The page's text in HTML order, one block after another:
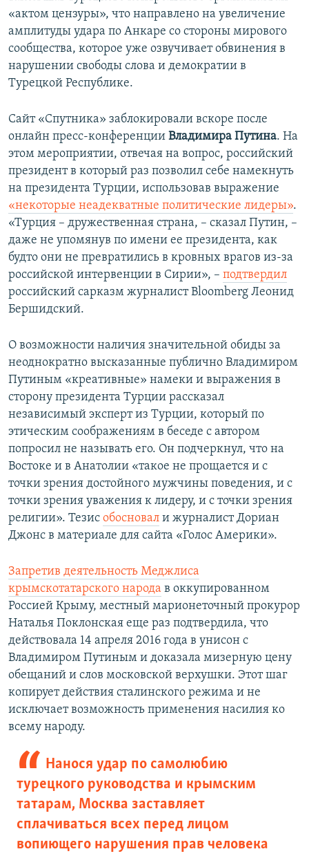
«актом цензуры», что направлено на увеличение
амплитуды удара по Анкаре со стороны мирового
сообщества, которое уже озвучивает обвинения в
нарушении свободы слова и демократии в
Турецкой Республике.
Сайт «Спутника» заблокировали вскоре после
онлайн пресс-конференции Владимира Путина. На
этом мероприятии, отвечая на вопрос, российский
президент в который раз позволил себе намекнуть
на президента Турции, использовав выражение
«некоторые неадекватные политические лидеры».
«Турция – дружественная страна, – сказал Путин, –
даже не упомянув по имени ее президента, как
будто они не превратились в кровных врагов из-за
российской интервенции в Сирии», – подтвердил
российский сарказм журналист Bloomberg Леонид
Бершидский.
О возможности наличия значительной обиды за
неоднократно высказанные публично Владимиром
Путиным «креативные» намеки и выражения в
сторону президента Турции рассказал
независимый эксперт из Турции, который по
этическим соображениям в беседе с автором
попросил не называть его. Он подчеркнул, что на
Востоке и в Анатолии «такое не прощается и с
точки зрения достойного мужчины поведения, и с
точки зрения уважения к лидеру, и с точки зрения
религии». Тезис обосновал и журналист Дориан
Джонс в материале для сайта «Голос Америки».
Запретив деятельность Меджлиса
крымскотатарского народа в оккупированном
Россией Крыму, местный марионеточный прокурор
Наталья Поклонская еще раз подтвердила, что
действовала 14 апреля 2016 года в унисон с
Владимиром Путиным и доказала мизерную цену
обещаний и слов московской верхушки. Этот шаг
копирует действия сталинского режима и не
исключает возможность применения насилия ко
всему народу.
Нанося удар по самолюбию
турецкого руководства и крымским
татарам, Москва заставляет
сплачиваться всех перед лицом
вопиющего нарушения прав человека